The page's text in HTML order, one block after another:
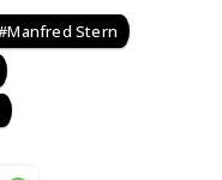
Manfred Stern